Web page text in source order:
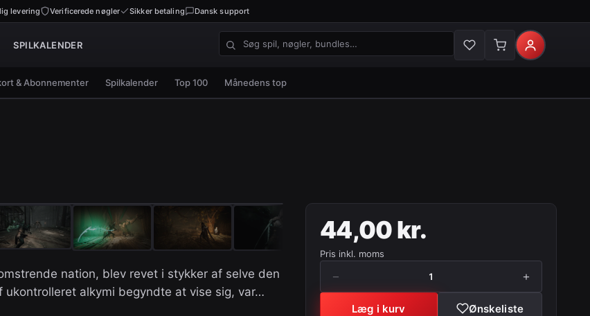
levering Verificerede nøgler Sikker betaling Dansk support
SPILKALENDER
Søg spil, nøgler og bundles
& Abonnementer Spilkalender Top 100 Månedens top
nation, blev revet i stykker af selve den
alkymi begyndte at vise sig, var…
44,00 kr.
Pris inkl. moms
− 1 +
Læg i kurv Ønskeliste